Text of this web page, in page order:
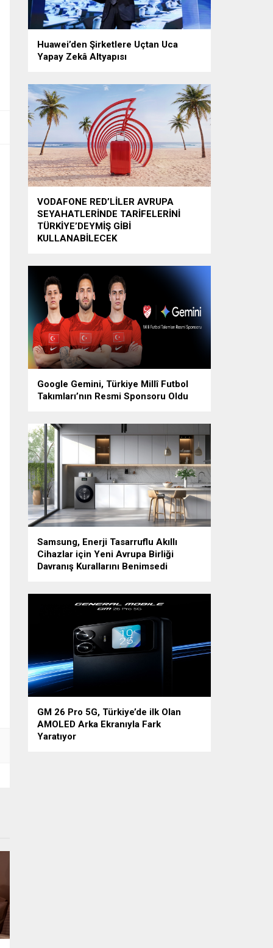
Huawei’den Şirketlere Uçtan Uca
Yapay Zekâ Altyapısı
VODAFONE RED’LİLER AVRUPA
SEYAHATLERİNDE TARİFELERİNİ
TÜRKİYE’DEYMİŞ GİBİ
KULLANABİLECEK
Google Gemini, Türkiye Millî Futbol
Takımları’nın Resmi Sponsoru Oldu
Samsung, Enerji Tasarruflu Akıllı
Cihazlar için Yeni Avrupa Birliği
Davranış Kurallarını Benimsedi
GM 26 Pro 5G, Türkiye’de ilk Olan
AMOLED Arka Ekranıyla Fark
Yaratıyor